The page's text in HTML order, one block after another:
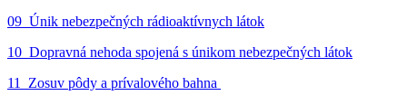
09_Únik nebezpečných rádioaktívnych látok
10_Dopravná nehoda spojená s únikom nebezpečných látok
11_Zosuv pôdy a prívalového bahna